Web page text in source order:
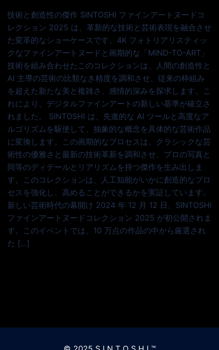
技術と創造性の傑作 SINTOSHI ファインアートヌードコ
レクション 2025 は、革新的な技術と芸術表現を融合させ
た変革的なショーケースです。4K フォトリアリスティッ
クなファインアートヌードと画期的な「MIND-TO-ART」
技術を組み合わせたこのコレクションは、人間の創造性と
AI 主導の芸術の比類なき精度を調和させ、従来の枠組み
を超えた新たな美と複雑さ、感情的深みを探求します。こ
れにより、デジタルファインアートの新しい基準が確立さ
れました。 SINTOSHI は、先進的な AI ツールと高度なア
ルゴリズムを駆使して、抽象的な概念を具体的な芸術作品
に変換します。この画期的なプロセスは、クラシックな芸
術性の優雅さと最新の技術革新を調和させ、プロの写真と
同等のディテールとリアリズムを持つ傑作を生み出しま
す。このコレクションは、人工知能がいかに創造的なプロ
セスを強化し、高めることができるかを実証しています。
新しい芸術時代の幕開け 2024 年 12 月 12 日、SINTOSHI
ファインアートヌードコレクション 2025 が初公開されま
す。このイベントでは、10 万点の作品の中から厳選され
た […]